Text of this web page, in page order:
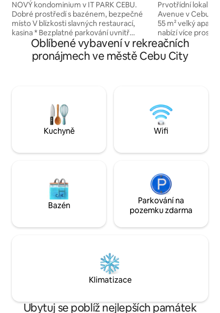
AVIDA Riala IT Park Netflix
NOVÝ kondominium v IT PARK CEBU.
Dobré prostředí s bazénem, bezpečné
místo V blízkosti slavných restaurací,
kasina * Bezplatné parkování uvnitř
kondominia (prosím, zeptejte se nás na
dostupnost) * Bezplatné rychlejší WIFI
(200 MB/s), šampon a mýdlo, kapesníky *
lednicí, mikrovlnnou troubou a dalšími.
Včetně bazénu, vlastní bezpečnostní
systém, dobrá bezpečnost, možnost
využití kasina na nábřeží, restaurace,
Nachází se 3 minuty chůze od pobočky
letiště Mactan.
výhled na město
Prvotřídní lokalita
Avenue v Cebu
55 m² velký
nabízí více
ubytování,
restauraci a
a soukromé
v přízemí a
je otevřený
každodennímu
z
filipínské
Oblíbené vybavení v rekreačních
pronájmech ve městě Cebu City
Kuchyně Wifi
Bazén
Parkování na
pozemku zdarma
Klimatizace
Ubytuj se poblíž nejlepších památek